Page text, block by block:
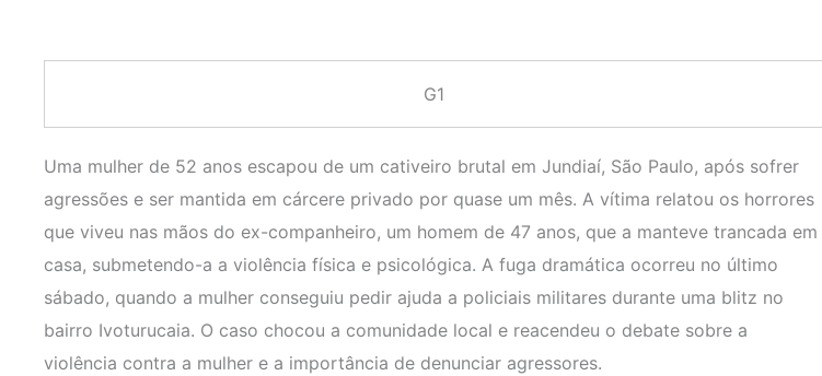
G1
Uma mulher de 52 anos escapou de um cativeiro brutal em Jundiaí, São Paulo, após sofrer
agressões e ser mantida em cárcere privado por quase um mês. A vítima relatou os horrores
que viveu nas mãos do ex-companheiro, um homem de 47 anos, que a manteve trancada em
casa, submetendo-a a violência física e psicológica. A fuga dramática ocorreu no último
sábado, quando a mulher conseguiu pedir ajuda a policiais militares durante uma blitz no
bairro Ivoturucaia. O caso chocou a comunidade local e reacendeu o debate sobre a
violência contra a mulher e a importância de denunciar agressores.